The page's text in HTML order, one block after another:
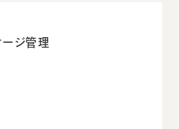
ージ管理